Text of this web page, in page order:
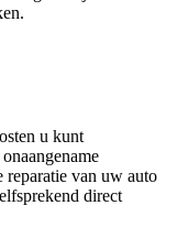
u kunt
reparatie van uw auto
direct